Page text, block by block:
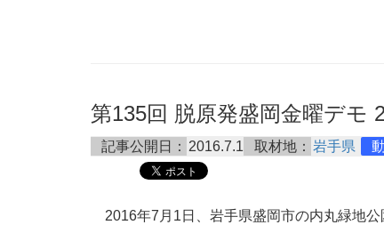
第135回 脱原発盛岡金曜デモ
記事公開日： 2016.7.1 取材地： 岩手県
2016年7月1日、岩手県盛岡市の内丸緑地